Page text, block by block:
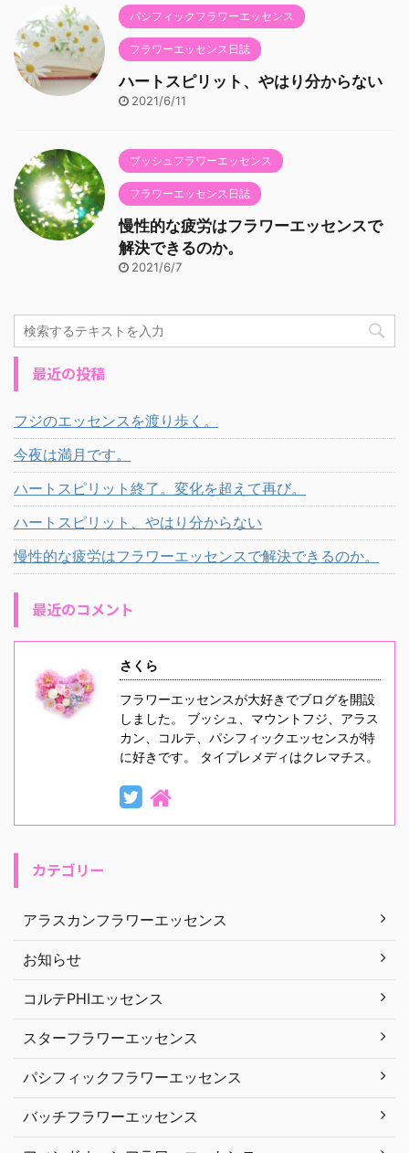
パシフィックフラワーエッセンス
フラワーエッセンス日誌
ハートスピリット、やはり分からない
2021/6/11
ブッシュフラワーエッセンス
フラワーエッセンス日誌
慢性的な疲労はフラワーエッセンスで
解決できるのか。
2021/6/7
最近の投稿
フジのエッセンスを渡り歩く。
今夜は満月です。
ハートスピリット終了。変化を超えて再び。
ハートスピリット、やはり分からない
慢性的な疲労はフラワーエッセンスで解決できるのか。
最近のコメント
さくら
フラワーエッセンスが大好きでブログを開設
しました。 ブッシュ、マウントフジ、アラス
カン、コルテ、パシフィックエッセンスが特
に好きです。 タイプレメディはクレマチス。
カテゴリー
アラスカンフラワーエッセンス
お知らせ
コルテPHIエッセンス
スターフラワーエッセンス
パシフィックフラワーエッセンス
バッチフラワーエッセンス